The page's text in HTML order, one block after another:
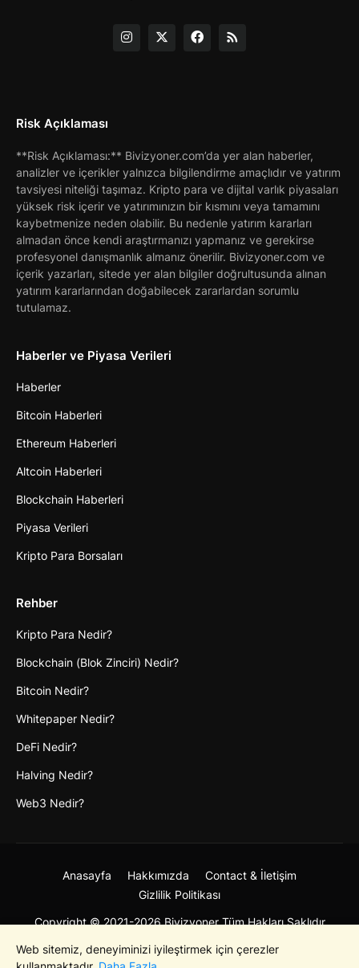
Risk Açıklaması
**Risk Açıklaması:** Bivizyoner.com’da yer alan haberler,
analizler ve içerikler yalnızca bilgilendirme amaçlıdır ve yatırım
tavsiyesi niteliği taşımaz. Kripto para ve dijital varlık piyasaları
yüksek risk içerir ve yatırımınızın bir kısmını veya tamamını
kaybetmenize neden olabilir. Bu nedenle yatırım kararları
almadan önce kendi araştırmanızı yapmanız ve gerekirse
profesyonel danışmanlık almanız önerilir. Bivizyoner.com ve
içerik yazarları, sitede yer alan bilgiler doğrultusunda alınan
yatırım kararlarından doğabilecek zararlardan sorumlu
tutulamaz.
Haberler ve Piyasa Verileri
Haberler
Bitcoin Haberleri
Ethereum Haberleri
Altcoin Haberleri
Blockchain Haberleri
Piyasa Verileri
Kripto Para Borsaları
Rehber
Kripto Para Nedir?
Blockchain (Blok Zinciri) Nedir?
Bitcoin Nedir?
Whitepaper Nedir?
DeFi Nedir?
Halving Nedir?
Web3 Nedir?
Copyright © 2021-2026 Bivizyoner Tüm Hakları Saklıdır
Anasayfa Hakkımızda
Contact & İletişim
Gizlilik Politikası
Web sitemiz, deneyiminizi iyileştirmek için çerezler